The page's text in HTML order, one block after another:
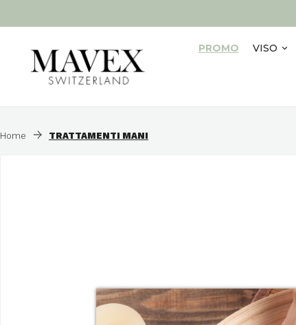
PROMO VISO
Home TRATTAMENTI MANI